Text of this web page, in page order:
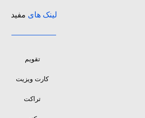
لینک های مفید
تقویم
کارت ویزیت
تراکت